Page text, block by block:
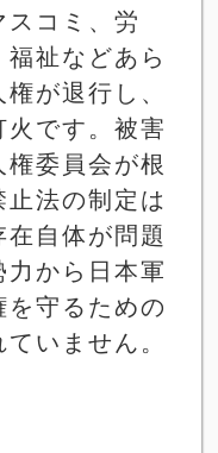
コミ、労
祉などあら
が退行し、
です。被害
委員会が根
法の制定は
自体が問題
から日本軍
を守るための
いません。